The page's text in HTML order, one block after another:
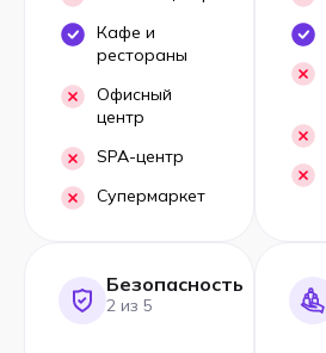
Кафе и
рестораны
Офисный
центр
SPA-центр
Супермаркет
Безопасность
2 из 5